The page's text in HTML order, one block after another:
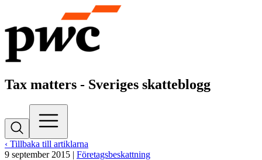
Tax matters - Sveriges skatteblogg
‹ Tillbaka till artiklarna
9 september 2015 | Företagsbeskattning